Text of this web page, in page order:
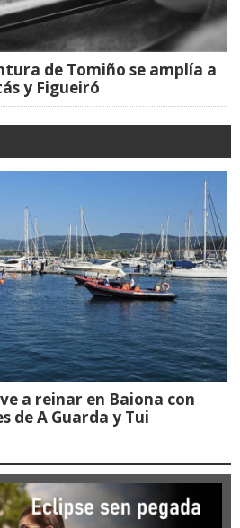
de Tomiño se amplía a
y Figueiró
a reinar en Baiona con
de A Guarda y Tui